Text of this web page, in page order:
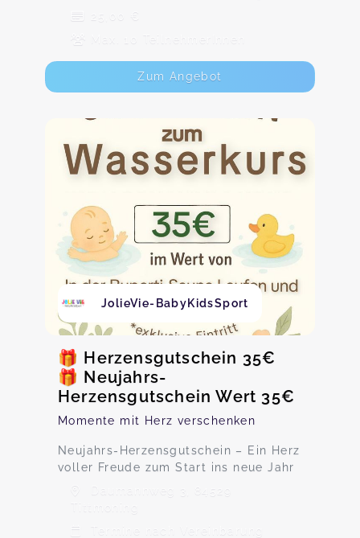
25,00 €
Max. 10 TeilnehmerInnen
Zum Angebot
JolieVie-BabyKidsSport
🎁 Herzensgutschein 35€
🎁 Neujahrs-
Herzensgutschein Wert 35€
Momente mit Herz verschenken
Neujahrs-Herzensgutschein – Ein Herz
voller Freude zum Start ins neue Jahr
Daumannweg 3, 84529
Tittmoning
Termine nach Vereinbarung